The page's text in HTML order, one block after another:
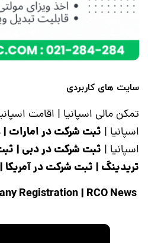
سایت های کاربردی
تمکن مالی اسپانیا | اقامت
اسپانیا | ثبت شرکت در امارات |
اسپانیا | ثبت شرکت در دبی |
تریدینگ | ثبت شرکت در آمریکا |
| RCO News